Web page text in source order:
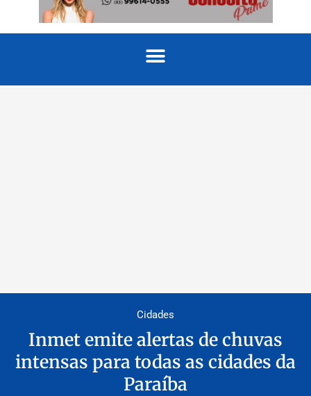
Cidades
Inmet emite alertas de chuvas
intensas para todas as cidades da
Paraíba